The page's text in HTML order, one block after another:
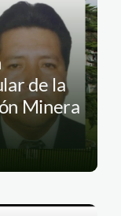
de la
Minera